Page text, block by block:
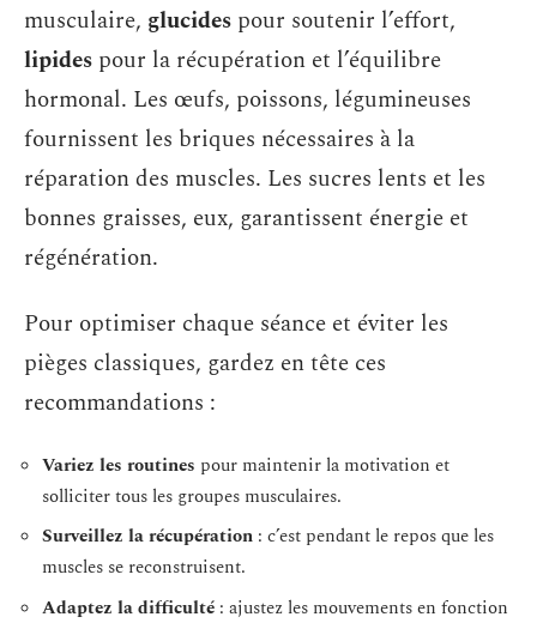
musculaire, glucides pour soutenir l’effort,
lipides pour la récupération et l’équilibre
hormonal. Les œufs, poissons, légumineuses
fournissent les briques nécessaires à la
réparation des muscles. Les sucres lents et les
bonnes graisses, eux, garantissent énergie et
régénération.
Pour optimiser chaque séance et éviter les
pièges classiques, gardez en tête ces
recommandations :
Variez les routines pour maintenir la motivation et
solliciter tous les groupes musculaires.
Surveillez la récupération : c’est pendant le repos que les
muscles se reconstruisent.
Adaptez la difficulté : ajustez les mouvements en fonction